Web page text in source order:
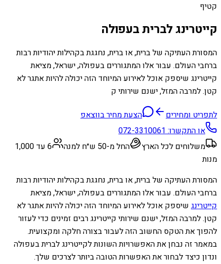
קטיף
קייטרינג לברית בעפולה
המסורת העתיקה של ברית, או ברית, נחגגת בקהילות יהודיות רבות
ברחבי העולם. עבור אלו המתגוררים בעפולה, ישראל, מציאת
קייטרינג שיספק אוכל לאירוע המיוחד הזה יכולה להיות אתגר לא
קטן. למרבה המזל, ישנם שירותי ק
לתפריט ומחירים
הצעת מחיר בווצאפ
או התקשרו:072-3310061
משלוחים לכל הארץ
החל מ-50 ש״ח למנה
6 עד 1,000
מנות
המסורת העתיקה של ברית, או ברית, נחגגת בקהילות יהודיות רבות
ברחבי העולם. עבור אלו המתגוררים בעפולה, ישראל, מציאת
קייטרינג שיספק אוכל לאירוע המיוחד הזה יכולה להיות אתגר לא
קטן. למרבה המזל, ישנם שירותי קייטרינג רבים זמינים כדי לעזור
להפוך את הטקס החשוב הזה לעבור בצורה חלקה ומקצועית.
במאמר זה נבחן את האפשרויות השונות לקייטרינג לברית בעפולה
ונדון כיצד לבחור את האפשרות הטובה ביותר לצרכים שלך.